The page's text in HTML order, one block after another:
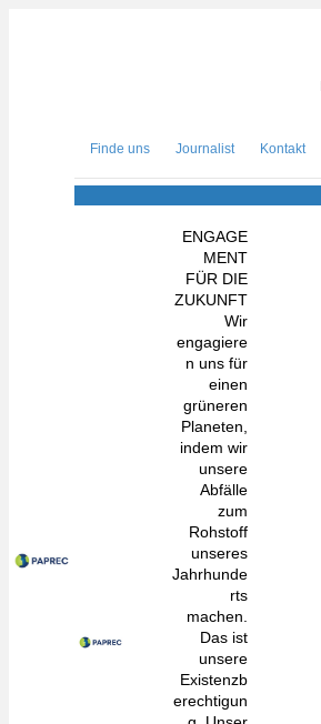
Finde uns Journalist Kontakt
ENGAGE
MENT
FÜR DIE
ZUKUNFT
Wir
engagiere
n uns für
einen
grüneren
Planeten,
indem wir
unsere
Abfälle
zum
Rohstoff
unseres
Jahrhunde
rts
machen.
Das ist
unsere
Existenzb
erechtigun